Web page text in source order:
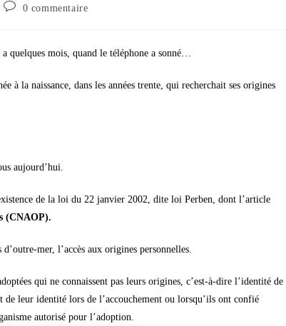
Commentaires
publication :
0 commentaire
quelques mois, quand le téléphone a sonné…
à la naissance, dans les années trente, qui recherchait ses origines
aujourd’hui.
de la loi du 22 janvier 2002, dite loi Perben, dont l’article
(CNAOP).
mer, l’accès aux origines personnelles.
qui ne connaissent pas leurs origines, c’est-à-dire l’identité de
de leur identité lors de l’accouchement ou lorsqu’ils ont confié
autorisé pour l’adoption.